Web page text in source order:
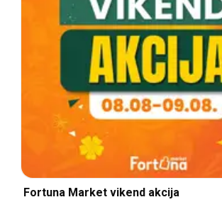
Fortuna Market vikend akcija